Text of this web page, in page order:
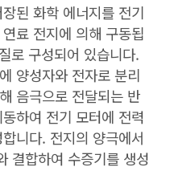
된 화학 에너지를 전기
료 전지에 의해 구동됩
로 구성되어 있습니다.
양성자와 전자로 분리
음극으로 전달되는 반
하여 전기 모터에 전력
니다. 전지의 양극에서
결합하여 수증기를 생성